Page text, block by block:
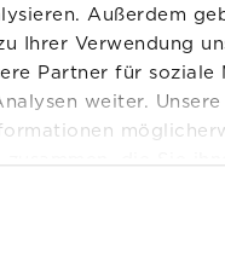
Außerdem
Ihrer Verwendung
Partner für soziale
weiter.
die Sie
gesammelt haben.
jetzt